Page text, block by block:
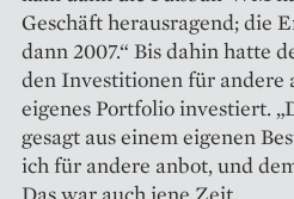
Geschäft heraus­ragend; die
dann 2007.“ Bis dahin hatte
den Investitionen für ­andere
eigenes Portfolio investiert.
gesagt aus einem eigenen
ich für andere anbot, und